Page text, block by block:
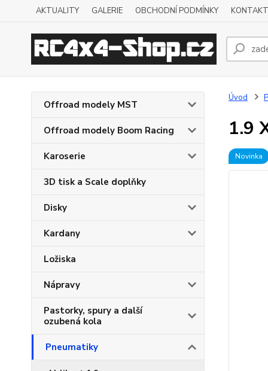
AKTUALITY GALERIE OBCHODNÍ PODMÍNKY
Offroad modely MST
Offroad modely Boom Racing
Karoserie
3D tisk a Scale doplňky
Disky
Kardany
Ložiska
Nápravy
Pastorky, spury a další
ozubená kola
Pneumatiky
Úvod
1.9
Novinka